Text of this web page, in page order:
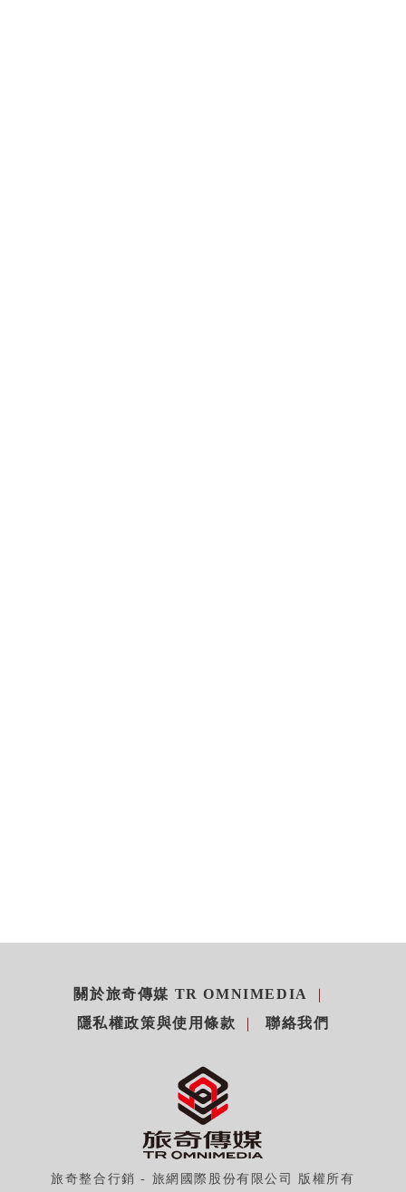
關於旅奇傳媒 TR OMNIMEDIA
隱私權政策與使用條款
聯絡我們
旅奇整合行銷 - 旅網國際股份有限公司 版權所有